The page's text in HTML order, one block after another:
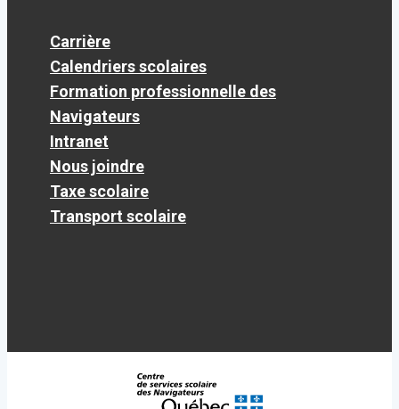
Carrière
Calendriers scolaires
Formation professionnelle des
Navigateurs
Intranet
Nous joindre
Taxe scolaire
Transport scolaire